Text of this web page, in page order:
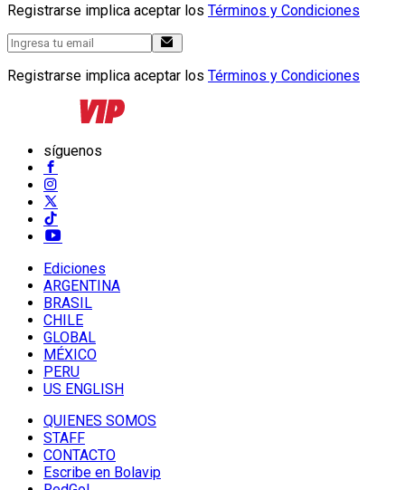
Registrarse implica aceptar los Términos y Condiciones
Registrarse implica aceptar los Términos y Condiciones
síguenos
Ediciones
ARGENTINA
BRASIL
CHILE
GLOBAL
MÉXICO
PERU
US ENGLISH
QUIENES SOMOS
STAFF
CONTACTO
Escribe en Bolavip